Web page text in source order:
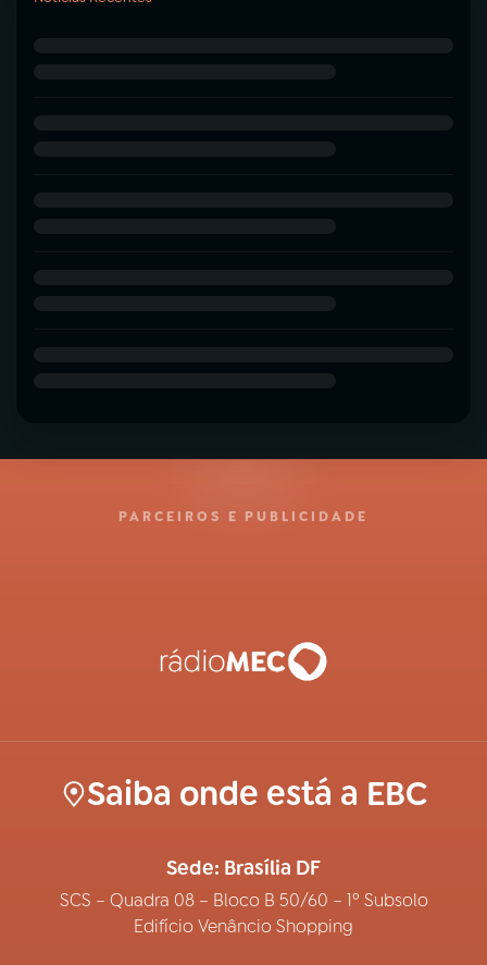
PARCEIROS E PUBLICIDADE
Saiba onde está a EBC
Sede: Brasília DF
SCS – Quadra 08 – Bloco B 50/60 – 1º Subsolo
Edifício Venâncio Shopping